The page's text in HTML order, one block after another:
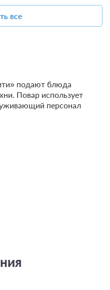
отдельными
кровати
в течение 1 часа.
руб.
Места для курения
Другое
все
подают блюда
Повар использует
персонал